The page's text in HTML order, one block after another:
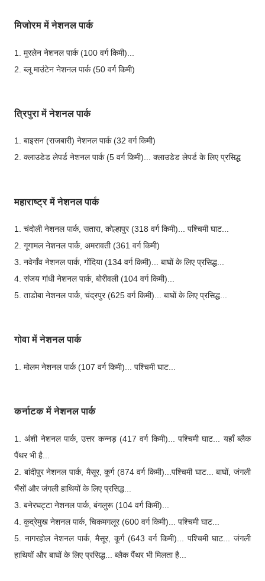
मिजोरम में नेशनल पार्क
1. मुरलेन नेशनल पार्क (100 वर्ग किमी)...
2. ब्लू माउंटेन नेशनल पार्क (50 वर्ग किमी)
त्रिपुरा में नेशनल पार्क
1. बाइसन (राजबारी) नेशनल पार्क (32 वर्ग किमी)
2. क्लाउडेड लेपर्ड नेशनल पार्क (5 वर्ग किमी)... क्लाउडेड लेपर्ड के लिए प्रसिद्ध
महाराष्ट्र में नेशनल पार्क
1. चंदोली नेशनल पार्क, सतारा, कोल्हापुर (318 वर्ग किमी)... पश्चिमी घाट...
2. गूगामल नेशनल पार्क, अमरावती (361 वर्ग किमी)
3. नवेगाँव नेशनल पार्क, गोंदिया (134 वर्ग किमी)... बाघों के लिए प्रसिद्ध...
4. संजय गांधी नेशनल पार्क, बोरीवली (104 वर्ग किमी)...
5. ताडोबा नेशनल पार्क, चंद्रपुर (625 वर्ग किमी)... बाघों के लिए प्रसिद्ध...
गोवा में नेशनल पार्क
1. मोलम नेशनल पार्क (107 वर्ग किमी)... पश्चिमी घाट...
कर्नाटक में नेशनल पार्क
1. अंशी नेशनल पार्क, उत्तर कन्नड़ (417 वर्ग किमी)... पश्चिमी घाट... यहाँ ब्लैक
पैंथर भी है...
2. बांदीपुर नेशनल पार्क, मैसूर, कूर्ग (874 वर्ग किमी)...पश्चिमी घाट... बाघों, जंगली
भैंसों और जंगली हाथियों के लिए प्रसिद्ध...
3. बनेरघट्टा नेशनल पार्क, बंगलुरू (104 वर्ग किमी)...
4. कुद्रेमुख नेशनल पार्क, चिकमगलूर (600 वर्ग किमी)... पश्चिमी घाट...
5. नागरहोल नेशनल पार्क, मैसूर, कूर्ग (643 वर्ग किमी)... पश्चिमी घाट... जंगली
हाथियों और बाघों के लिए प्रसिद्ध... ब्लैक पैंथर भी मिलता है...